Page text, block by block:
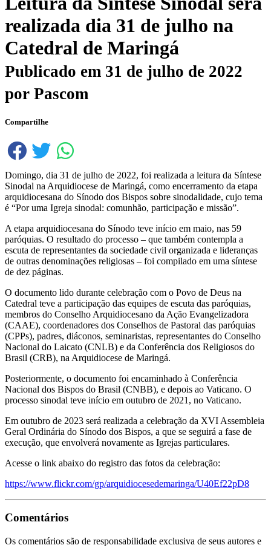
realizada dia 31 de julho na
Catedral de Maringá
Publicado em 31 de julho de 2022
por Pascom
Compartilhe
Domingo, dia 31 de julho de 2022, foi realizada a leitura da Síntese
Sinodal na Arquidiocese de Maringá, como encerramento da etapa
arquidiocesana do Sínodo dos Bispos sobre sinodalidade, cujo tema
é “Por uma Igreja sinodal: comunhão, participação e missão”.
A etapa arquidiocesana do Sínodo teve início em maio, nas 59
paróquias. O resultado do processo – que também contempla a
escuta de representantes da sociedade civil organizada e lideranças
de outras denominações religiosas – foi compilado em uma síntese
de dez páginas.
O documento lido durante celebração com o Povo de Deus na
Catedral teve a participação das equipes de escuta das paróquias,
membros do Conselho Arquidiocesano da Ação Evangelizadora
(CAAE), coordenadores dos Conselhos de Pastoral das paróquias
(CPPs), padres, diáconos, seminaristas, representantes do Conselho
Nacional do Laicato (CNLB) e da Conferência dos Religiosos do
Brasil (CRB), na Arquidiocese de Maringá.
Posteriormente, o documento foi encaminhado à Conferência
Nacional dos Bispos do Brasil (CNBB), e depois ao Vaticano. O
processo sinodal teve início em outubro de 2021, no Vaticano.
Em outubro de 2023 será realizada a celebração da XVI Assembleia
Geral Ordinária do Sínodo dos Bispos, a que se seguirá a fase de
execução, que envolverá novamente as Igrejas particulares.
Acesse o link abaixo do registro das fotos da celebração:
https://www.flickr.com/gp/arquidiocesedemaringa/U40Ef22pD8
Comentários
Os comentários são de responsabilidade exclusiva de seus autores e